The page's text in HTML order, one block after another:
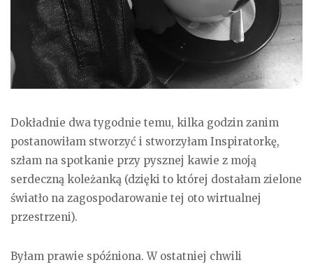
Dokładnie dwa tygodnie temu, kilka godzin zanim
postanowiłam stworzyć i stworzyłam Inspiratorkę,
szłam na spotkanie przy pysznej kawie z moją
serdeczną koleżanką (dzięki to której dostałam zielone
światło na zagospodarowanie tej oto wirtualnej
przestrzeni).
Byłam prawie spóźniona. W ostatniej chwili